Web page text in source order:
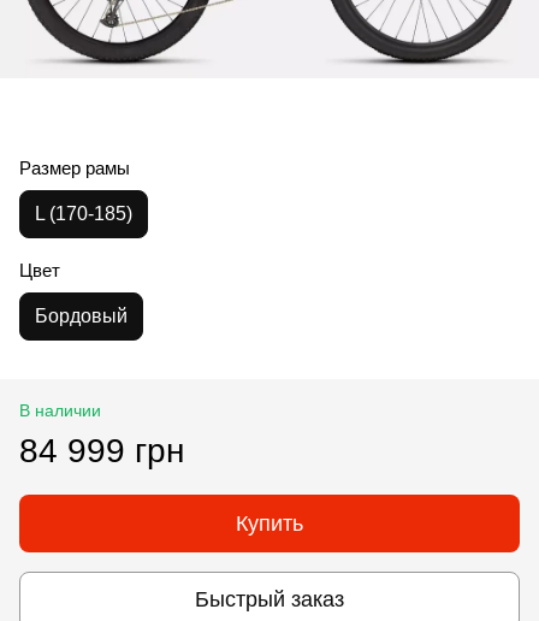
Размер рамы
L (170-185)
Цвет
Бордовый
В наличии
84 999 грн
Купить
Быстрый заказ